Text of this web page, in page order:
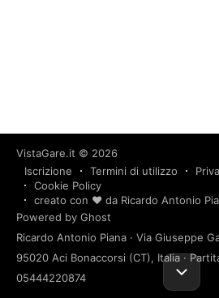
VistaGare.it © 2026
Iscrizione
Termini di utilizzo
Cookie Policy
creato con ❤️ da Ricardo Antonio
Powered by Ghost
Ricardo Antonio Piana · Via Giuseppe
95020 Aci Bonaccorsi (CT), Italia ·
05444220874